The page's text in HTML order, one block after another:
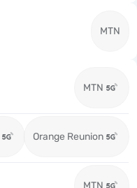
MTN
MTN
Orange Reunion
MTN